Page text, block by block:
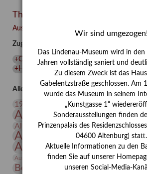
Familie
Freunde
im
Werk
des
Künstlers
Conrad
Felixmüller
(Part
Themen
Ausgewählte Auszeichnungen zurücksetzen
Zugehörige Auszeichnungen
+Conrad Felixmüller(1 ) +Hanns-Conon
+Heinrich Kirchhoff
+Wissenschaft (
Alle Auszeichnungen (106)
19. Jahrhundert 20.
Altenburg Altenburger
Altenburger Praxisjahr Altenburger
Antike Architektur Archiv
Ausstellung
Ausstellung "Berliner
Ausstellung „Vier Winde“
Bauhaus Berlin in
Bernhard August von Lindenau
Wir sind umgezogen!
Das Lindenau-Museum wird in den
Jahren vollständig saniert und
Zu diesem Zweck ist das
Gabelentzstraße geschlossen. Am
wurde das Museum in seinem
„Kunstgasse 1“
Sonderausstellungen finden
Prinzenpalais des
04600 Altenburg) statt.
Aktuelle Informationen zu den
finden Sie auf unserer
unseren Social-Media-